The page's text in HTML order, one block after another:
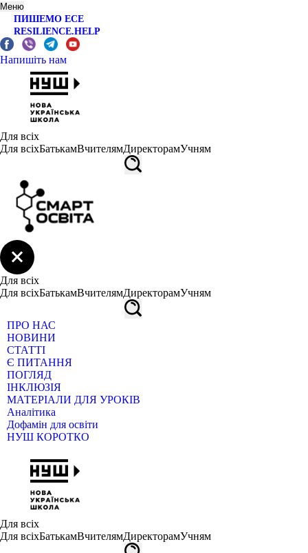
Меню
ПИШЕМО ЕСЕ
RESILIENCE.HELP
Напишіть нам
Для всіх
Для всіхБатькамВчителямДиректорамУчням
Для всіх
Для всіхБатькамВчителямДиректорамУчням
ПРО НАС
НОВИНИ
СТАТТІ
Є ПИТАННЯ
ПОГЛЯД
ІНКЛЮЗІЯ
МАТЕРІАЛИ ДЛЯ УРОКІВ
Аналітика
Дофамін для освіти
НУШ КОРОТКО
Для всіх
Для всіхБатькамВчителямДиректорамУчням